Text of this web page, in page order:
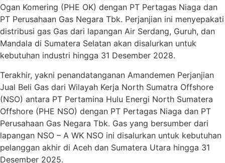
Ogan Komering (PHE OK) dengan PT Pertagas Niaga dan
PT Perusahaan Gas Negara Tbk. Perjanjian ini menyepakati
distribusi gas Gas dari lapangan Air Serdang, Guruh, dan
Mandala di Sumatera Selatan akan disalurkan untuk
kebutuhan industri hingga 31 Desember 2028.
Terakhir, yakni penandatanganan Amandemen Perjanjian
Jual Beli Gas dari Wilayah Kerja North Sumatra Offshore
(NSO) antara PT Pertamina Hulu Energi North Sumatera
Offshore (PHE NSO) dengan PT Pertagas Niaga dan PT
Perusahaan Gas Negara Tbk. Gas yang bersumber dari
lapangan NSO – A WK NSO ini disalurkan untuk kebutuhan
pelanggan akhir di Aceh dan Sumatera Utara hingga 31
Desember 2025.